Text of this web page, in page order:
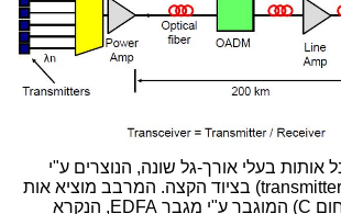
אותות בעלי אורך-גל שונה, הנוצרים ע"י
בציוד הקצה. המרבב מוציא אות
C) המוגבר ע"י מגבר EDFA, הנקרא